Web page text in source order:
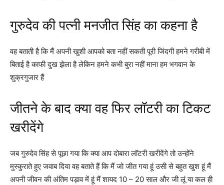
गुरुदेव की पत्नी मनजीत सिंह का कहना है
वह बताती है कि मैं अपनी खुशी आपको बता नहीं सकती पूरी जिंदगी हमने गरीबी में
बिताई है काफी दुख झेला है लेकिन हमने कभी बुरा नहीं माना हम भगवान के
शुक्रगुजार हैं
जीतने के बाद क्या वह फिर लॉटरी का टिकट
खरीदेंगे
जब गुरुदेव सिंह से पूछा गया कि क्या आप दोबारा लॉटरी खरीदेंगे तो उन्होंने
मुस्कुराते हुए जवाब दिया वह बताते हैं कि मैं जो जीत गया हूं उसी से बहुत खुश हूं मैं
अपनी जीवन की अंतिम पड़ाव में हूं मैं शायद 10 – 20 साल और जी लूं या कल ही